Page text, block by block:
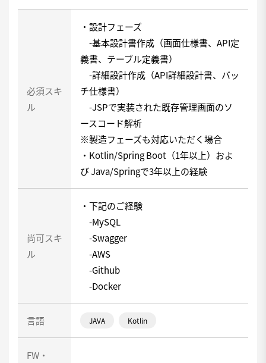
必須スキ
ル
・設計フェーズ
-基本設計書作成（画面仕様書、API定
義書、テーブル定義書）
-詳細設計作成（API詳細設計書、バッ
チ仕様書）
-JSPで実装された既存管理画面のソ
ースコード解析
※製造フェーズも対応いただく場合
・Kotlin/Spring Boot（1年以上）およ
び Java/Springで3年以上の経験
尚可スキ
ル
・下記のご経験
-MySQL
-Swagger
-AWS
-Github
-Docker
言語 JAVA Kotlin
FW・